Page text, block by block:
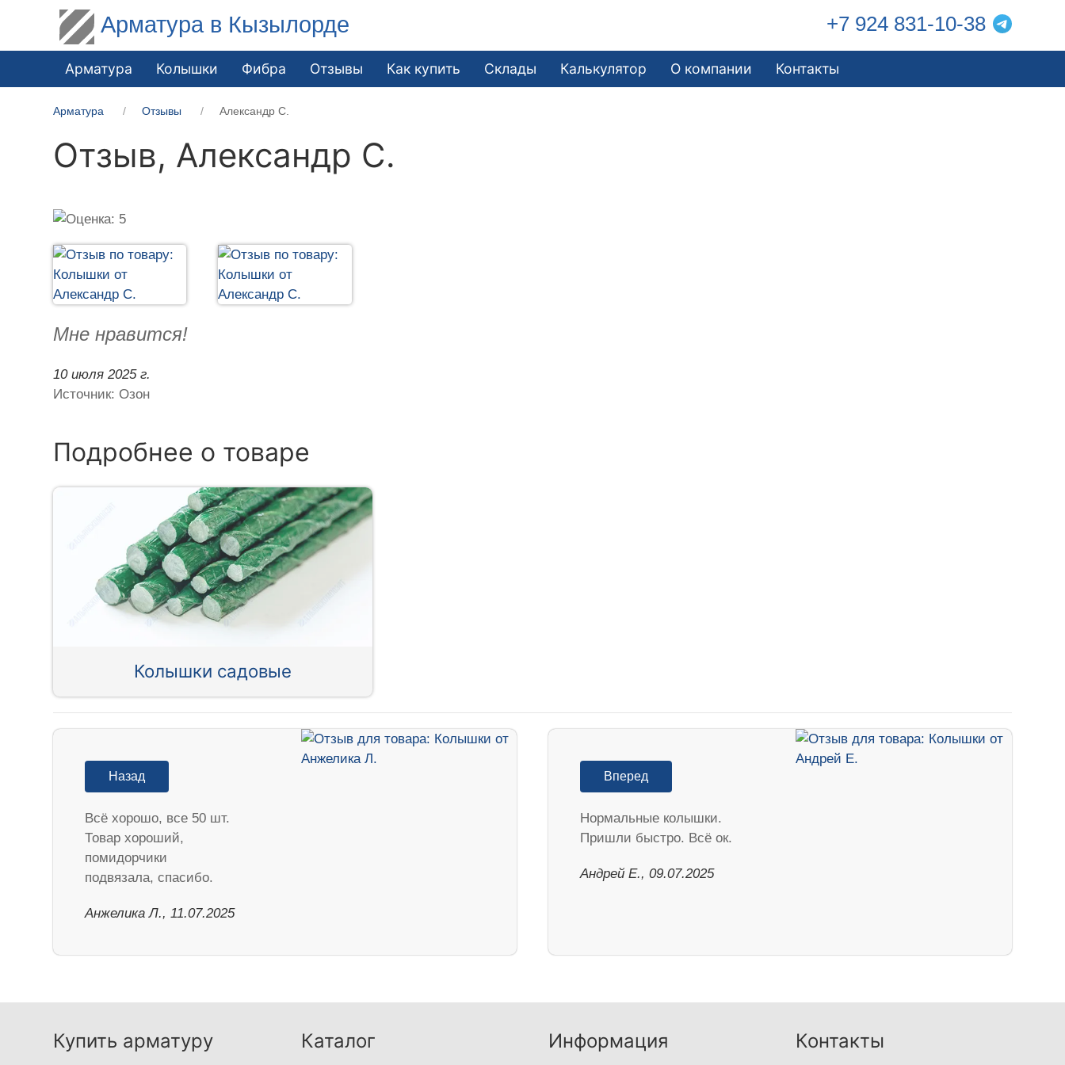
Арматура в Кызылорде +7 924 831-10-38
Арматура Колышки Фибра Отзывы Как купить Склады Калькулятор О компании Контакты
Арматура Отзывы Александр С.
Отзыв, Александр С.
Мне нравится!
10 июля 2025 г.
Источник: Озон
Подробнее о товаре
Колышки садовые
Назад
Всё хорошо, все 50 шт.
Товар хороший,
помидорчики
подвязала, спасибо.
Анжелика Л., 11.07.2025
Вперед
Нормальные колышки.
Пришли быстро. Всё ок.
Андрей Е., 09.07.2025
Купить арматуру Каталог Информация Контакты